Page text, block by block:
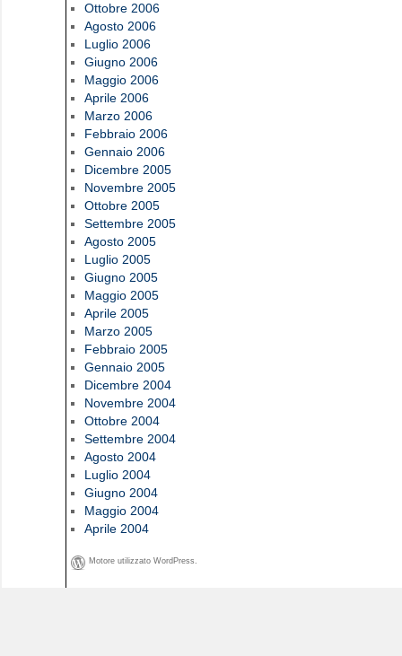
Ottobre 2006
Agosto 2006
Luglio 2006
Giugno 2006
Maggio 2006
Aprile 2006
Marzo 2006
Febbraio 2006
Gennaio 2006
Dicembre 2005
Novembre 2005
Ottobre 2005
Settembre 2005
Agosto 2005
Luglio 2005
Giugno 2005
Maggio 2005
Aprile 2005
Marzo 2005
Febbraio 2005
Gennaio 2005
Dicembre 2004
Novembre 2004
Ottobre 2004
Settembre 2004
Agosto 2004
Luglio 2004
Giugno 2004
Maggio 2004
Aprile 2004
Motore utilizzato WordPress.